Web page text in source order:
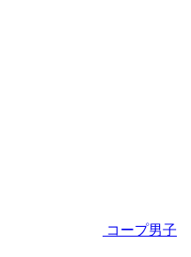
コープ男子